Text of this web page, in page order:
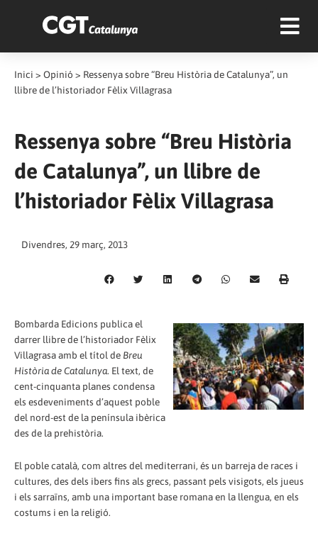
Inici > Opinió > Ressenya sobre “Breu Història de Catalunya”, un
llibre de l’historiador Fèlix Villagrasa
Ressenya sobre “Breu Història
de Catalunya”, un llibre de
l’historiador Fèlix Villagrasa
Divendres, 29 març, 2013
Bombarda Edicions publica el
darrer llibre de l’historiador Fèlix
Villagrasa amb el títol de Breu
Història de Catalunya. El text, de
cent-cinquanta planes condensa
els esdeveniments d’aquest poble
del nord-est de la península ibèrica
des de la prehistòria.
El poble català, com altres del mediterrani, és un barreja de races i
cultures, des dels ibers fins als grecs, passant pels visigots, els jueus
i els sarraïns, amb una important base romana en la llengua, en els
costums i en la religió.